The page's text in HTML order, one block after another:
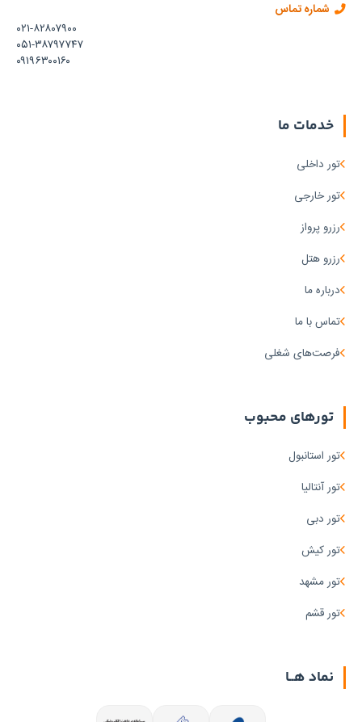
شماره تماس
۰۲۱-۸۲۸۰۷۹۰۰
۰۵۱-۳۸۷۹۷۷۴۷
۰۹۱۹۶۳۰۰۱۶۰
خدمات ما
تور داخلی
تور خارجی
رزرو پرواز
رزرو هتل
درباره ما
تماس با ما
فرصت‌های شغلی
تورهای محبوب
تور استانبول
تور آنتالیا
تور دبی
تور کیش
تور مشهد
تور قشم
نماد هــا